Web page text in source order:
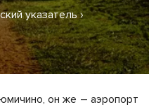
указатель›
он же – аэропорт